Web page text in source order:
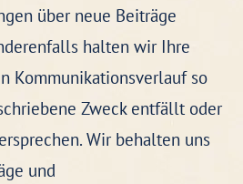
über neue Beiträge
halten wir Ihre
Kommunikationsverlauf so
Zweck entfällt oder
Wir behalten uns
und